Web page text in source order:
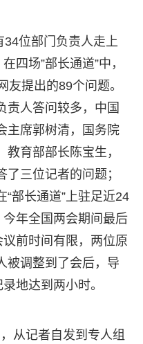
位部门负责人走上
四场”部长通道”中，
友提出的89个问题。
责人答问较多，中国
主席郭树清，国务院
育部部长陈宝生，
三位记者的问题；
部长通道”上驻足近24
年全国两会期间最后
议前时间有限，两位原
被调整到了会后，导
地达到两小时。
从记者自发到专人组